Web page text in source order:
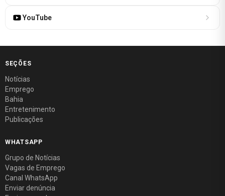
YouTube
SEÇÕES
Notícias
Emprego
Bahia
Entretenimento
Publicações
WHATSAPP
Grupo de Notícias
Vagas de Emprego
Canal WhatsApp
Enviar denúncia